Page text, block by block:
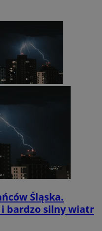
Śląska.
bardzo silny wiatr